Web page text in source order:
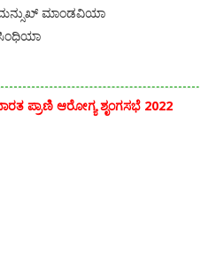
ಮಾಂಡವಿಯಾ
ಸಿಂಧಿಯಾ
ಪ್ರಾಣಿ ಆರೋಗ್ಯ ಶೃಂಗಸಭೆ 2022